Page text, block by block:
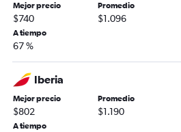
Mejor precio
$740
Promedio
$1.096
A tiempo
67 %
Iberia
Mejor precio
$802
Promedio
$1.190
A tiempo